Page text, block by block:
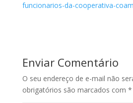
funcionarios-da-cooperativa-
Enviar Comentário
O seu endereço de e-mail não
obrigatórios são marcados com *